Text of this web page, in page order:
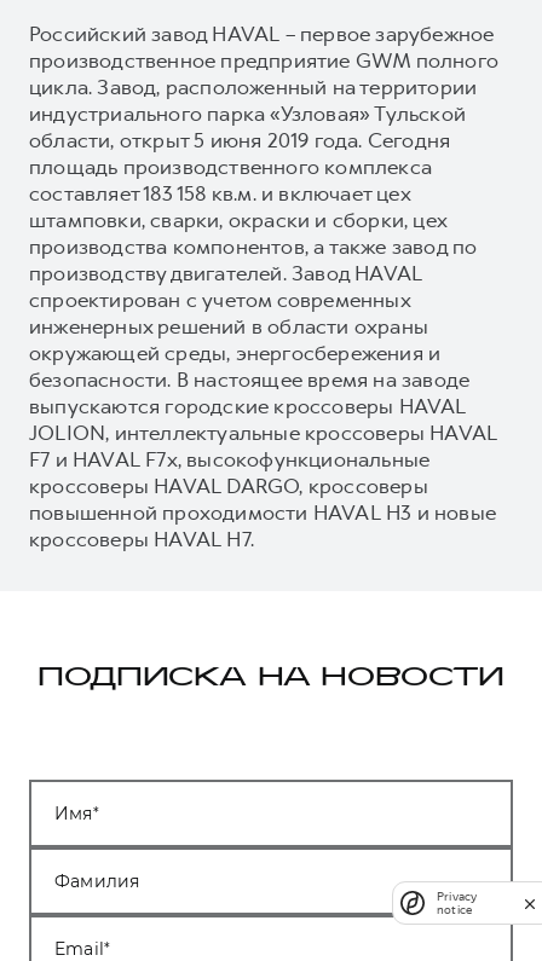
Российский завод HAVAL – первое зарубежное
производственное предприятие GWM полного
цикла. Завод, расположенный на территории
индустриального парка «Узловая» Тульской
области, открыт 5 июня 2019 года. Сегодня
площадь производственного комплекса
составляет 183 158 кв.м. и включает цех
штамповки, сварки, окраски и сборки, цех
производства компонентов, а также завод по
производству двигателей. Завод HAVAL
спроектирован с учетом современных
инженерных решений в области охраны
окружающей среды, энергосбережения и
безопасности. В настоящее время на заводе
выпускаются городские кроссоверы HAVAL
JOLION, интеллектуальные кроссоверы HAVAL
F7 и HAVAL F7x, высокофункциональные
кроссоверы HAVAL DARGO, кроссоверы
повышенной проходимости HAVAL H3 и новые
кроссоверы HAVAL H7.
ПОДПИСКА НА НОВОСТИ
Имя
Фамилия
Email
Privacy
notice